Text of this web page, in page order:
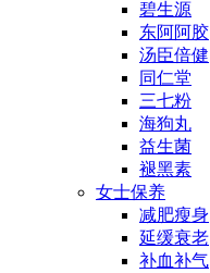
碧生源
东阿阿胶
汤臣倍健
同仁堂
三七粉
海狗丸
益生菌
褪黑素
女士保养
减肥瘦身
延缓衰老
补血补气